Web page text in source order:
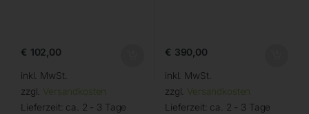
€ 102,00
inkl. MwSt.
zzgl. Versandkosten
Lieferzeit: ca. 2 - 3 Tage
€ 390,00
inkl. MwSt.
zzgl. Versandkosten
Lieferzeit: ca. 2 - 3 Tage